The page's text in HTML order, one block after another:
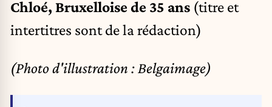
Chloé, Bruxelloise de 35 ans (titre et
intertitres sont de la rédaction)
(Photo d'illustration : Belgaimage)